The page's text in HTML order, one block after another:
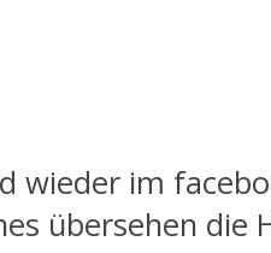
wieder im
übersehen die